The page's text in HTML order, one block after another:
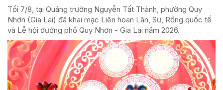
Tối 7/8, tại Quảng trường Nguyễn Tất Thành, phường Quy
Nhơn (Gia Lai) đã khai mạc Liên hoan Lân, Sư, Rồng quốc tế
và Lễ hội đường phố Quy Nhơn - Gia Lai năm 2026.